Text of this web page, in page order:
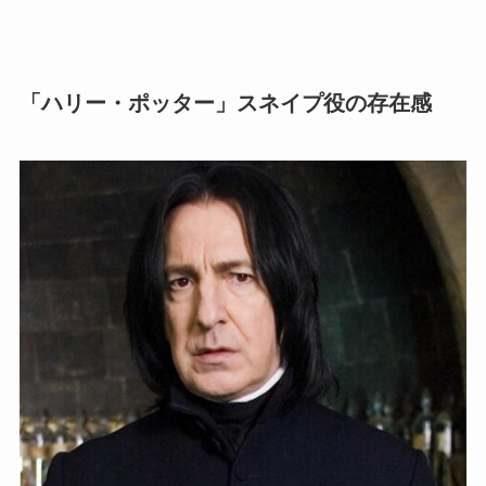
「ハリー・ポッター」スネイプ役の存在感